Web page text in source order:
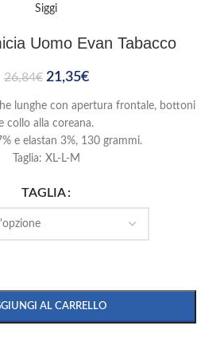
Siggi
Uomo Evan Tabacco
26,84€ 21,35€
lunghe con apertura frontale, bottoni
collo alla coreana.
e elastan 3%, 130 grammi.
Taglia: XL-L-M
TAGLIA
AL CARRELLO